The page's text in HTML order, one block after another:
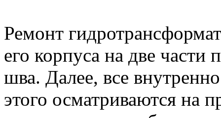
Ремонт
его корпуса на две части
шва. Далее, все
этого осматриваются на